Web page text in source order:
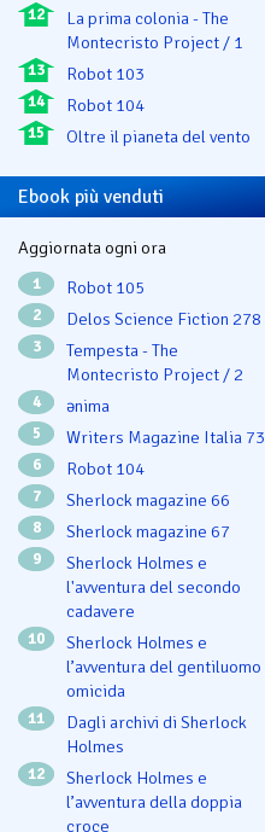
12
La prima colonia - The
Montecristo Project / 1
13 Robot 103
14 Robot 104
15 Oltre il pianeta del vento
Ebook più venduti
Aggiornata ogni ora
1 Robot 105
2 Delos Science Fiction 278
3
Tempesta - The
Montecristo Project / 2
4 ənima
5 Writers Magazine Italia 73
6 Robot 104
7 Sherlock magazine 66
8 Sherlock magazine 67
9
Sherlock Holmes e
l'avventura del secondo
cadavere
10
Sherlock Holmes e
l’avventura del gentiluomo
omicida
11
Dagli archivi di Sherlock
Holmes
12
Sherlock Holmes e
l’avventura della doppia
croce